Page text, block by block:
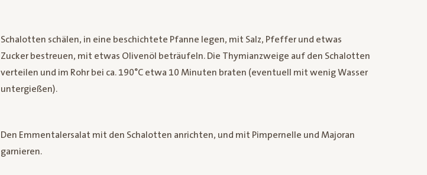
Schalotten schälen, in eine beschichtete Pfanne legen, mit Salz, Pfeffer und etwas
Zucker bestreuen, mit etwas Olivenöl beträufeln. Die Thymianzweige auf den Schalotten
verteilen und im Rohr bei ca. 190°C etwa 10 Minuten braten (eventuell mit wenig Wasser
untergießen).
Den Emmentalersalat mit den Schalotten anrichten, und mit Pimpernelle und Majoran
garnieren.